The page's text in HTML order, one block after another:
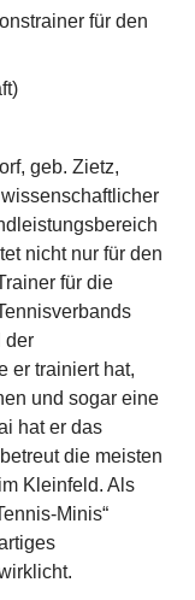
für den
geb. Zietz,
nicht nur für den
für die
der
er trainiert hat,
und sogar eine
hat er das
die meisten
Kleinfeld. Als
Minis“